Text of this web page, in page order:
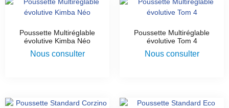
Poussette Multiréglable
évolutive Kimba Néo
Nous consulter
Poussette Multiréglable
évolutive Tom 4
Nous consulter